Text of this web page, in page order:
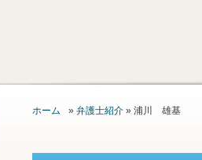
ホーム » 弁護士紹介 » 浦川 雄基